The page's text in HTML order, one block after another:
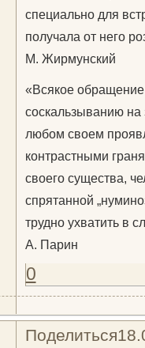
специально для
получала от него
М. Жирмунский
«Всякое обращение
соскальзыванию
любом своем
контрастными
своего существа,
спрятанной
трудно ухватить в
А. Парин
0
Поделиться